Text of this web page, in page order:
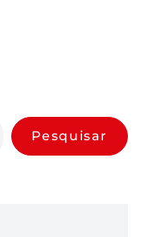
Pesquisar